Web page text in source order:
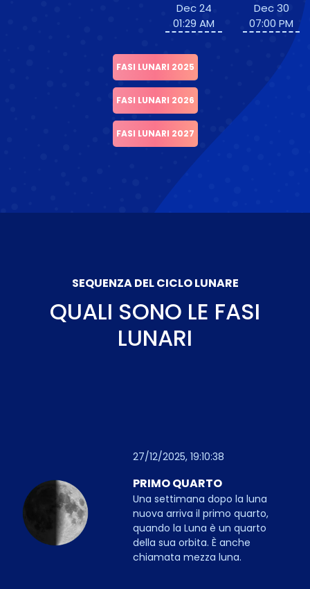
Dec 24
01:29 AM
Dec 30
07:00 PM
FASI LUNARI 2025
FASI LUNARI 2026
FASI LUNARI 2027
SEQUENZA DEL CICLO LUNARE
QUALI SONO LE FASI
LUNARI
27/12/2025, 19:10:38
PRIMO QUARTO
Una settimana dopo la luna
nuova arriva il primo quarto,
quando la Luna è un quarto
della sua orbita. È anche
chiamata mezza luna.